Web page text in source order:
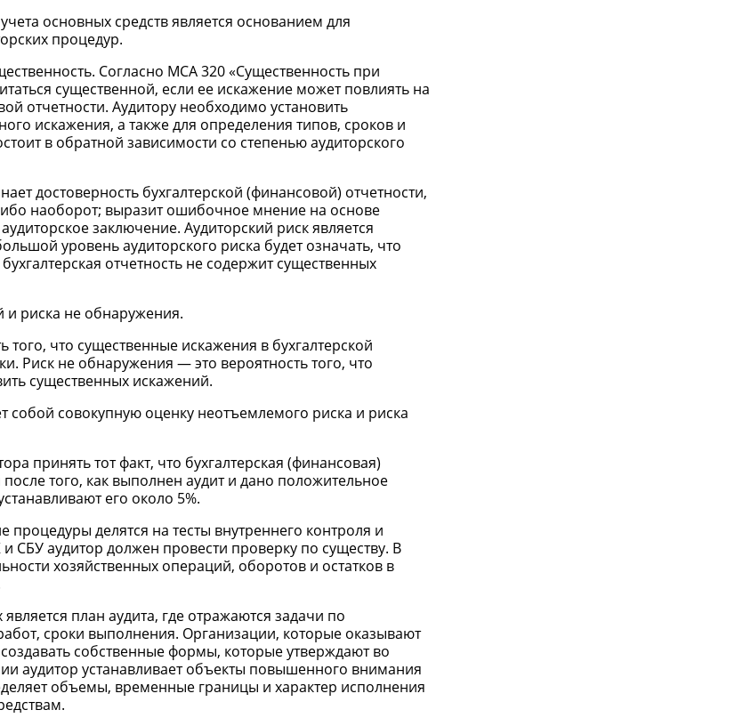
основных средств является основанием для
процедур.
Согласно МСА 320 «Существенность при
существенной, если ее искажение может повлиять на
отчетности. Аудитору необходимо установить
искажения, а также для определения типов, сроков и
в обратной зависимости со степенью аудиторского
достоверность бухгалтерской (финансовой) отчетности,
наоборот; выразит ошибочное мнение на основе
заключение. Аудиторский риск является
уровень аудиторского риска будет означать, что
отчетность не содержит существенных
и риска не обнаружения.
что существенные искажения в бухгалтерской
Риск не обнаружения — это вероятность того, что
существенных искажений.
собой совокупную оценку неотъемлемого риска и риска
принять тот факт, что бухгалтерская (финансовая)
того, как выполнен аудит и дано положительное
его около 5%.
процедуры делятся на тесты внутреннего контроля и
СБУ аудитор должен провести проверку по существу. В
хозяйственных операций, оборотов и остатков в
план аудита, где отражаются задачи по
сроки выполнения. Организации, которые оказывают
собственные формы, которые утверждают во
аудитор устанавливает объекты повышенного внимания
объемы, временные границы и характер исполнения